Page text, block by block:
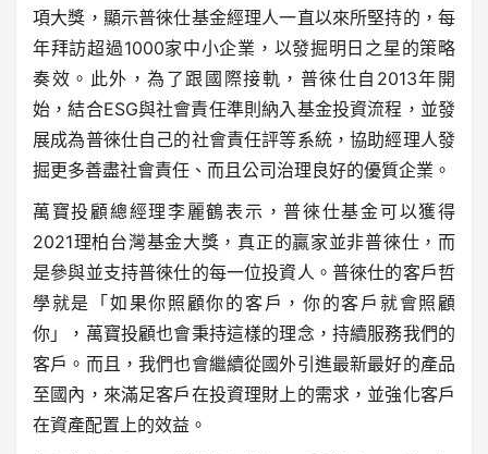
項大獎，顯示普徠仕基金經理人一直以來所堅持的，每
年拜訪超過1000家中小企業，以發掘明日之星的策略
奏效。此外，為了跟國際接軌，普徠仕自2013年開
始，結合ESG與社會責任準則納入基金投資流程，並發
展成為普徠仕自己的社會責任評等系統，協助經理人發
掘更多善盡社會責任、而且公司治理良好的優質企業。
萬寶投顧總經理李麗鶴表示，普徠仕基金可以獲得
2021理柏台灣基金大獎，真正的贏家並非普徠仕，而
是參與並支持普徠仕的每一位投資人。普徠仕的客戶哲
學就是「如果你照顧你的客戶，你的客戶就會照顧
你」，萬寶投顧也會秉持這樣的理念，持續服務我們的
客戶。而且，我們也會繼續從國外引進最新最好的產品
至國內，來滿足客戶在投資理財上的需求，並強化客戶
在資產配置上的效益。